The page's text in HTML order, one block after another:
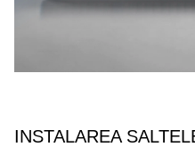
INSTALAREA